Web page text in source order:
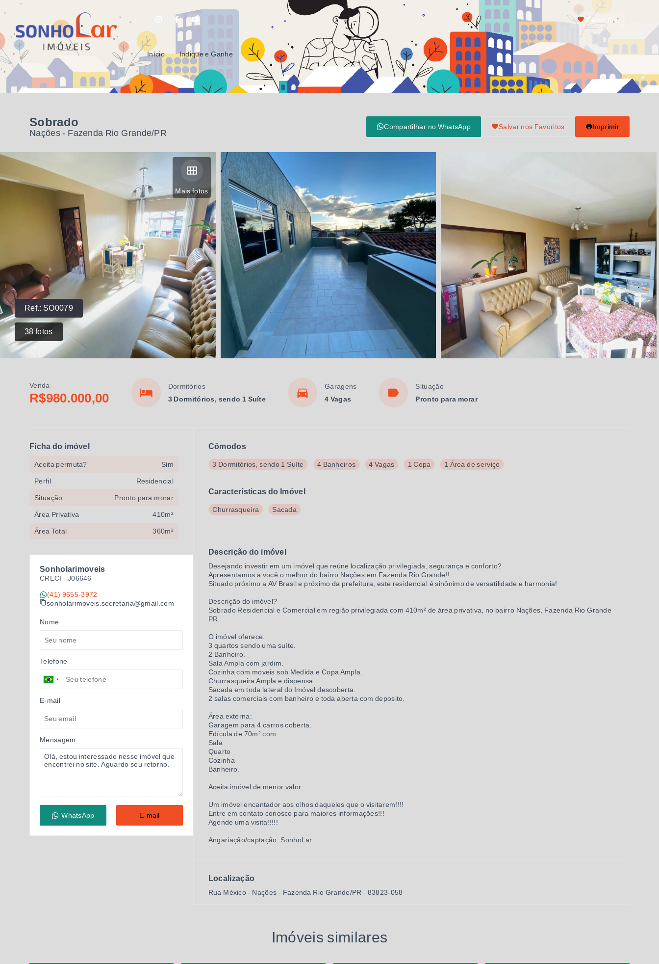
Favoritos
Início Indique e Ganhe
Sobrado
Nações - Fazenda Rio Grande/PR
Compartilhar no WhatsApp Salvar nos Favoritos Imprimir
Ref.: SO0079
38 fotos
Mais fotos
Venda
R$980.000,00
Dormitórios
3 Dormitórios, sendo 1 Suíte
Garagens
4 Vagas
Situação
Pronto para morar
Cômodos
3 Dormitórios, sendo 1 Suíte 4 Banheiros 4 Vagas 1 Copa 1 Área de serviço
Características do Imóvel
Churrasqueira Sacada
Descrição do imóvel
Desejando investir em um imóvel que reúne localização privilegiada, segurança e conforto?
Apresentamos a você o melhor do bairro Nações em Fazenda Rio Grande!!
Situado próximo a AV Brasil e próximo da prefeitura, este residencial é sinônimo de versatilidade e harmonia!
Descrição do imóvel?
Sobrado Residencial e Comercial em região privilegiada com 410m² de área privativa, no bairro Nações, Fazenda Rio Grande
PR.
O imóvel oferece:
3 quartos sendo uma suíte.
2 Banheiro.
Sala Ampla com jardim.
Cozinha com moveis sob Medida e Copa Ampla.
Churrasqueira Ampla e dispensa.
Sacada em toda lateral do Imóvel descoberta.
2 salas comerciais com banheiro e toda aberta com deposito.
Área externa:
Garagem para 4 carros coberta.
Edícula de 70m² com:
Sala
Quarto
Cozinha
Banheiro.
Aceita imóvel de menor valor.
Um imóvel encantador aos olhos daqueles que o visitarem!!!!
Entre em contato conosco para maiores informações!!!
Agende uma visita!!!!!
Angariação/captação: SonhoLar
Localização
Rua México - Nações - Fazenda Rio Grande/PR - 83823-058
Ficha do imóvel
Aceita permuta? Sim
Perfil Residencial
Situação Pronto para morar
Área Privativa 410m²
Área Total 360m²
Sonholarimoveis
CRECI - J06646
(41) 9655-3972
sonholarimoveis.secretaria@gmail.com
Nome
Telefone
E-mail
Mensagem
WhatsApp E-mail
Imóveis similares